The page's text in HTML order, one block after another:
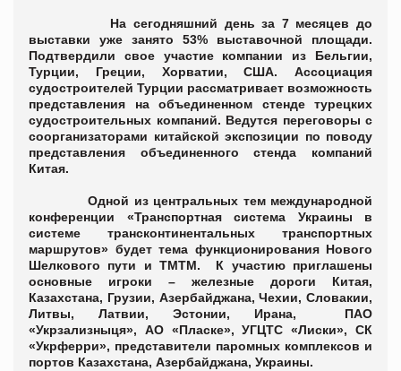
На сегодняшний день за 7 месяцев до
выставки уже занято 53% выставочной площади.
Подтвердили свое участие компании из Бельгии,
Турции, Греции, Хорватии, США. Ассоциация
судостроителей Турции рассматривает возможность
представления на объединенном стенде турецких
судостроительных компаний. Ведутся переговоры с
соорганизаторами китайской экспозиции по поводу
представления объединенного стенда компаний
Китая.
Одной из центральных тем международной
конференции «Транспортная система Украины в
системе трансконтинентальных транспортных
маршрутов» будет тема функционирования Нового
Шелкового пути и ТМТМ.
К участию приглашены
основные игроки – железные дороги Китая,
Казахстана, Грузии, Азербайджана, Чехии, Словакии,
Литвы, Латвии, Эстонии, Ирана, ПАО
«Укрзализныця», АО «Пласке»,УГЦТС «Лиски», СК
«Укрферри», представители паромных комплексов и
портов Казахстана, Азербайджана, Украины.